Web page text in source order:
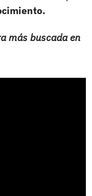
más buscada en